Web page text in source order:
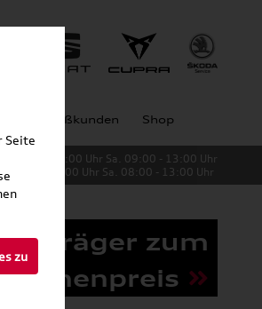
Großkunden Shop
08:00 - 19:00 Uhr Sa. 09:00 - 13:00 Uhr
06:00 - 20:00 Uhr Sa. 08:00 - 13:00 Uhr
zum
Seite
zu